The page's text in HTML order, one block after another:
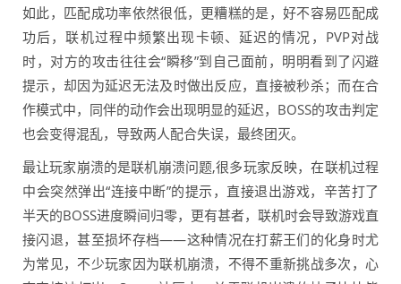
如此，匹配成功率依然很低，更糟糕的是，好不容易匹配成
功后，联机过程中频繁出现卡顿、延迟的情况，PVP对战
时，对方的攻击往往会“瞬移”到自己面前，明明看到了闪避
提示，却因为延迟无法及时做出反应，直接被秒杀；而在合
作模式中，同伴的动作会出现明显的延迟，BOSS的攻击判定
也会变得混乱，导致两人配合失误，最终团灭。
最让玩家崩溃的是联机崩溃问题,很多玩家反映，在联机过程
中会突然弹出“连接中断”的提示，直接退出游戏，辛苦打了
半天的BOSS进度瞬间归零，更有甚者，联机时会导致游戏直
接闪退，甚至损坏存档——这种情况在打薪王们的化身时尤
为常见，不少玩家因为联机崩溃，不得不重新挑战多次，心